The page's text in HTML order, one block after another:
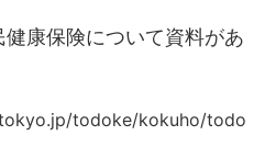
康保険について資料があ
todoke/kokuho/todo